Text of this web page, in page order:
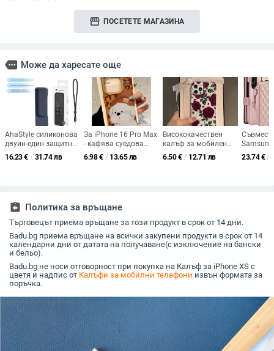
storefront ПОСЕТЕТЕ МАГАЗИНА
more Може да харесате още
AhaStyle силиконова
двуин-един защитна
обвивка за
дистанционното
16.23€ / 31.74 лв
За iPhone 16 Pro Max
- кафява суедова
кожа с мотив
хайлендски куче,
6.98€ / 13.65 лв
Висококачествен
калъф за мобилен
телефон Apple 17Pro
в червено розово,
6.50€ / 12.71 лв
Fold6 и
кожен
23.74€ /
assignment_return Политика за връщане
Търговецът приема връщане за този продукт в срок от 14 дни.
Badu.bg приема връщане на всички закупени продукти в срок от 14
календарни дни от датата на получаване(с изключение на бански
и бельо).
Badu.bg не носи отговорност при покупка на Калъф за iPhone XS с
цветя и надпис от Калъфи за мобилни телефони извън формата за
поръчка.